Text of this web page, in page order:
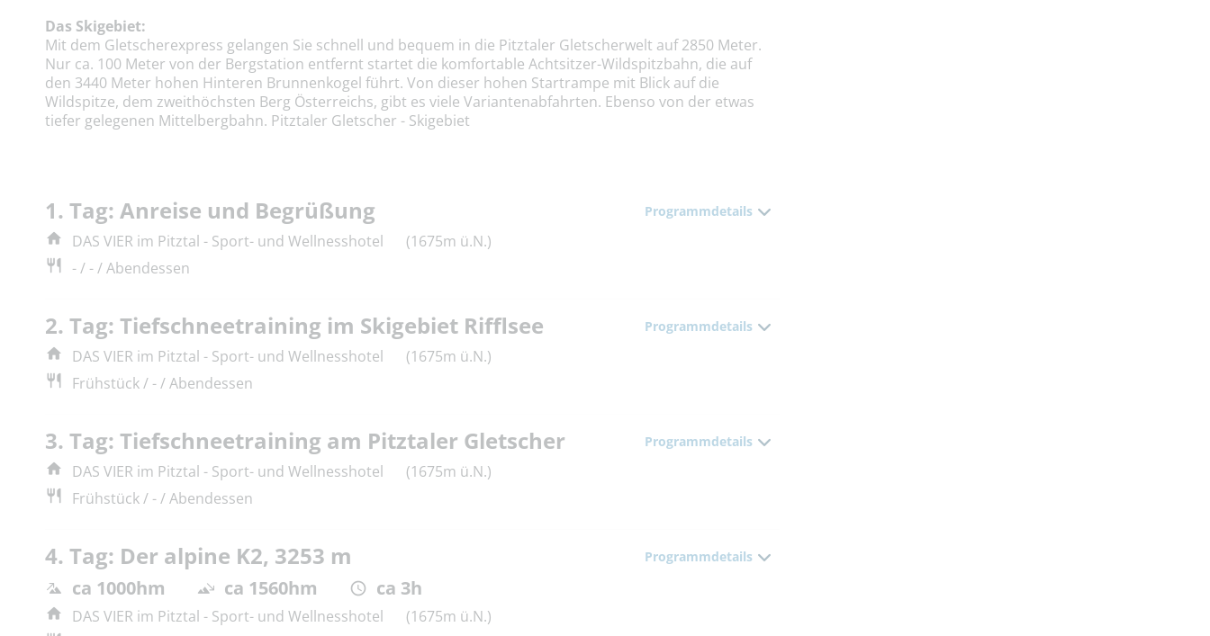
Das Skigebiet:
Mit dem Gletscherexpress gelangen Sie schnell und bequem in die Pitztaler Gletscherwelt auf 2850 Meter.
Nur ca. 100 Meter von der Bergstation entfernt startet die komfortable Achtsitzer-Wildspitzbahn, die auf
den 3440 Meter hohen Hinteren Brunnenkogel führt. Von dieser hohen Startrampe mit Blick auf die
Wildspitze, dem zweithöchsten Berg Österreichs, gibt es viele Variantenabfahrten. Ebenso von der etwas
tiefer gelegenen Mittelbergbahn. Pitztaler Gletscher - Skigebiet
1. Tag: Anreise und Begrüßung Programmdetails
DAS VIER im Pitztal - Sport- und Wellnesshotel
(1675m ü.N.)
- / - / Abendessen
2. Tag: Tiefschneetraining im Skigebiet Rifflsee Programmdetails
DAS VIER im Pitztal - Sport- und Wellnesshotel
(1675m ü.N.)
Frühstück / - / Abendessen
3. Tag: Tiefschneetraining am Pitztaler Gletscher Programmdetails
DAS VIER im Pitztal - Sport- und Wellnesshotel
(1675m ü.N.)
Frühstück / - / Abendessen
4. Tag: Der alpine K2, 3253 m Programmdetails
ca 1000hm ca 1560hm ca 3h
DAS VIER im Pitztal - Sport- und Wellnesshotel
(1675m ü.N.)